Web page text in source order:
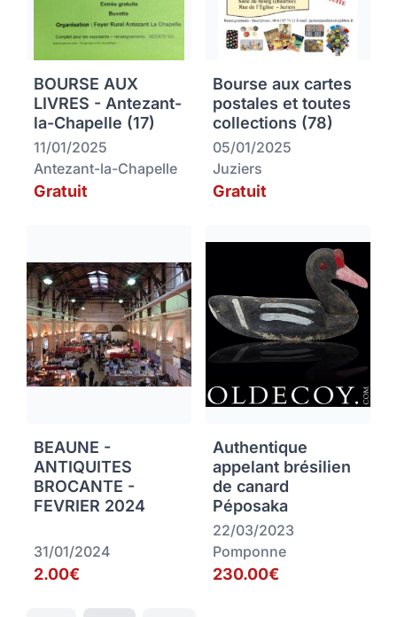
BOURSE AUX
LIVRES - Antezant-
la-Chapelle (17)
11/01/2025
Antezant-la-Chapelle
Gratuit
Bourse aux cartes
postales et toutes
collections (78)
05/01/2025
Juziers
Gratuit
BEAUNE -
ANTIQUITES
BROCANTE -
FEVRIER 2024
31/01/2024
2.00€
Authentique
appelant brésilien
de canard
Péposaka
22/03/2023
Pomponne
230.00€